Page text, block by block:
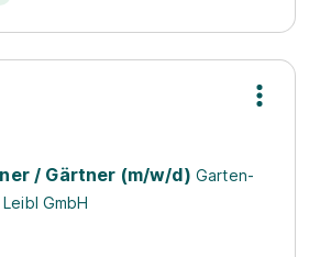
/ Gärtner (m/w/d) Garten-
GmbH